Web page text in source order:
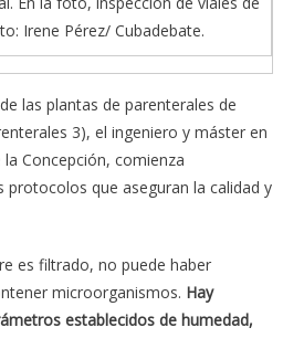
Irene Pérez/ Cubadebate.
las plantas de parenterales de
3), el ingeniero y máster en
Concepción, comienza
que aseguran la calidad y
es filtrado, no puede haber
microorganismos. Hay
ámetros establecidos de humedad,